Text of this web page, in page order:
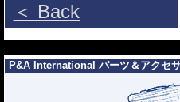
＜ Back
P&A International パーツ＆アクセ